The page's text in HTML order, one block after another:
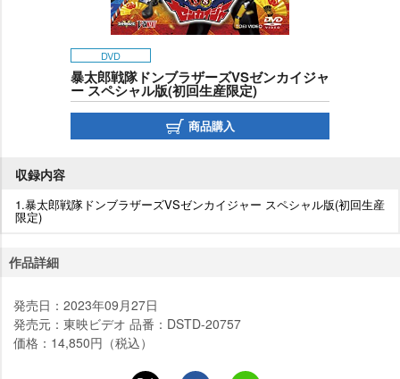
DVD
暴太郎戦隊ドンブラザーズVSゼンカイジャ
ー スペシャル版(初回生産限定)
商品購入
収録内容
1.暴太郎戦隊ドンブラザーズVSゼンカイジャー スペシャル版(初回生産
限定)
作品詳細
発売日：2023年09月27日
発売元：東映ビデオ 品番：DSTD-20757
価格：14,850円（税込）